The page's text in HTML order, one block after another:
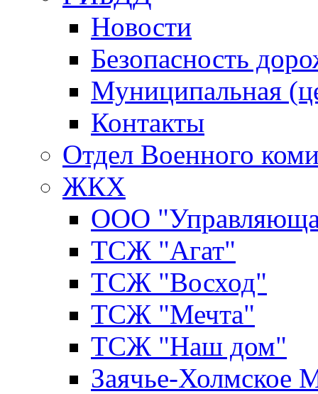
Новости
Безопасность
Муниципальная
Контакты
Отдел Военного
ЖКХ
ООО
ТСЖ "Агат"
ТСЖ "Восход"
ТСЖ "Мечта"
ТСЖ "Наш дом"
Заячье-